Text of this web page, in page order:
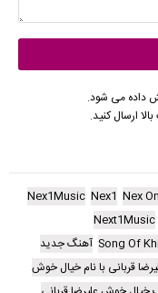
داده می شود.
ارسال کنید.
Nex
Nex1
Nex1Music
Next1Music
Song Of آهنگ جدید
قربانی با نام خیال خوش